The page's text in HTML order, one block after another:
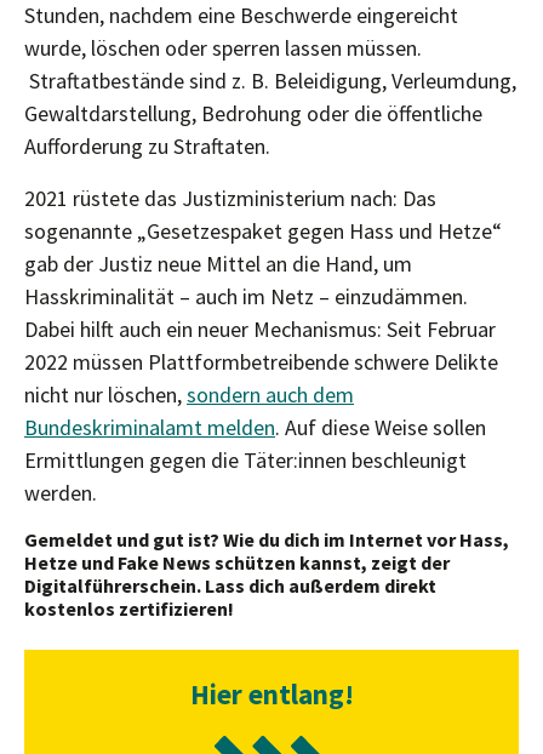
Stunden, nachdem eine Beschwerde eingereicht
wurde, löschen oder sperren lassen müssen.
Straftatbestände sind z. B. Beleidigung, Verleumdung,
Gewaltdarstellung, Bedrohung oder die öffentliche
Aufforderung zu Straftaten.
2021 rüstete das Justizministerium nach: Das
sogenannte „Gesetzespaket gegen Hass und Hetze“
gab der Justiz neue Mittel an die Hand, um
Hasskriminalität – auch im Netz – einzudämmen.
Dabei hilft auch ein neuer Mechanismus: Seit Februar
2022 müssen Plattformbetreibende schwere Delikte
nicht nur löschen,sondern auch dem
Bundeskriminalamt melden. Auf diese Weise sollen
Ermittlungen gegen die Täter:innen beschleunigt
werden.
Gemeldet und gut ist? Wie du dich im Internet vor Hass,
Hetze und Fake News schützen kannst, zeigt der
Digitalführerschein. Lass dich außerdem direkt
kostenlos zertifizieren!
Hier entlang!